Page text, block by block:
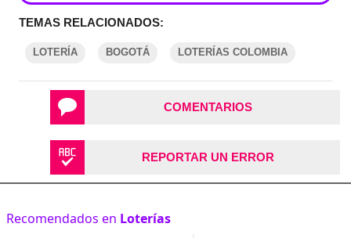
TEMAS RELACIONADOS:
LOTERÍA BOGOTÁ LOTERÍAS COLOMBIA
COMENTARIOS
REPORTAR UN ERROR
Recomendados en Loterías